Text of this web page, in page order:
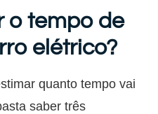
o tempo de
elétrico?
quanto tempo vai
saber três